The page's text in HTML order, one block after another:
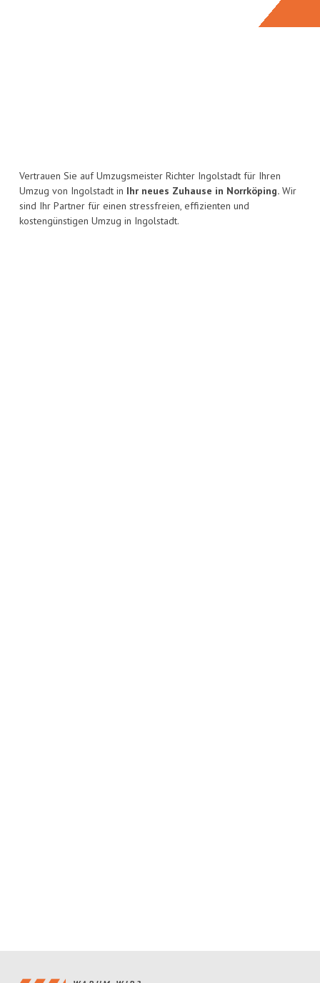
Vertrauen Sie auf Umzugsmeister Richter Ingolstadt für Ihren
Umzug von Ingolstadt in Ihr neues Zuhause in Norrköping. Wir
sind Ihr Partner für einen stressfreien, effizienten und
kostengünstigen Umzug in Ingolstadt.